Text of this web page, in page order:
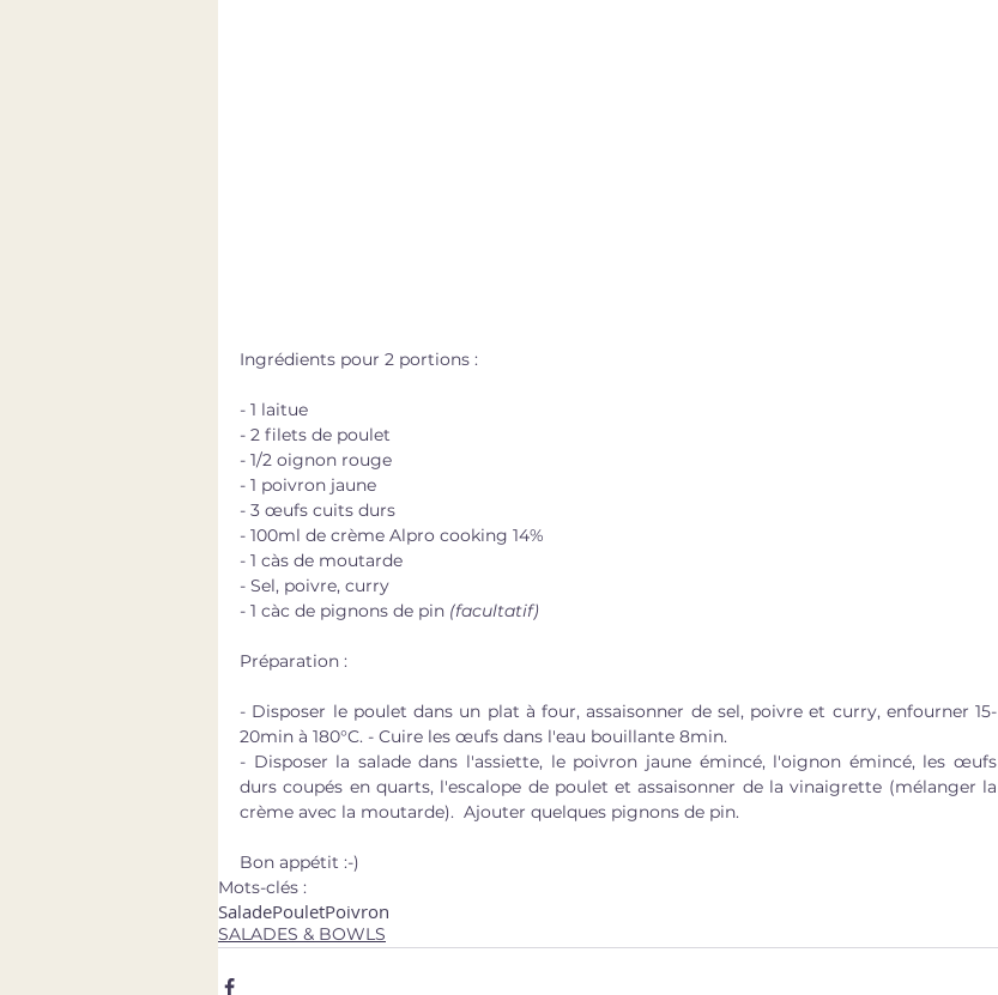
Ingrédients pour 2 portions :
- 1 laitue
- 2 filets de poulet
- 1/2 oignon rouge
- 1 poivron jaune
- 3 œufs cuits durs
- 100ml de crème Alpro cooking 14%
- 1 càs de moutarde
- Sel, poivre, curry
- 1 càc de pignons de pin (facultatif)
Préparation :
- Disposer le poulet dans un plat à four, assaisonner de sel, poivre et curry, enfourner 15-
20min à 180°C. - Cuire les œufs dans l'eau bouillante 8min.
- Disposer la salade dans l'assiette, le poivron jaune émincé, l'oignon émincé, les œufs
durs coupés en quarts, l'escalope de poulet et assaisonner de la vinaigrette (mélanger la
crème avec la moutarde).  Ajouter quelques pignons de pin.
Bon appétit :-)
Mots-clés :
SaladePouletPoivron
SALADES & BOWLS